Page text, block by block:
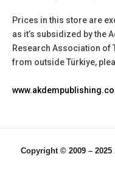
Prices in this store are
as it’s subsidized by the
Research Association of
from outside Türkiye,
Copyright © 2009 – 2025